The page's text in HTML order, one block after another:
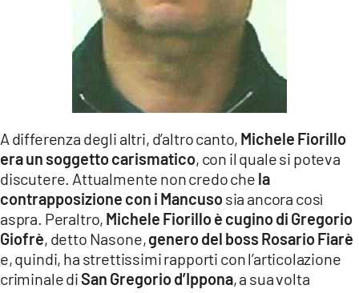
A differenza degli altri, d’altro canto, Michele Fiorillo
era un soggetto carismatico, con il quale si poteva
discutere. Attualmente non credo che la
contrapposizione con i Mancusosia ancora così
aspra. Peraltro, Michele Fiorillo è cugino di Gregorio
Giofrè, detto Nasone,genero del boss Rosario Fiarè
e, quindi, ha strettissimi rapporti con l’articolazione
criminale diSan Gregorio d’Ippona, a sua volta